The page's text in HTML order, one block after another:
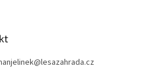
@lesazahrada.cz